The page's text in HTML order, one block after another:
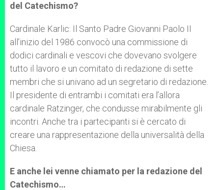
del Catechismo?
Cardinale Karlic: Il Santo Padre Giovanni Paolo II
all’inizio del 1986 convocò una commissione di
dodici cardinali e vescovi che dovevano svolgere
tutto il lavoro e un comitato di redazione di sette
membri che si univano ad un segretario di redazione.
Il presidente di entrambi i comitati era l’allora
cardinale Ratzinger, che condusse mirabilmente gli
incontri. Anche tra i partecipanti si è cercato di
creare una rappresentazione della universalità della
Chiesa.
E anche lei venne chiamato per la redazione del
Catechismo…